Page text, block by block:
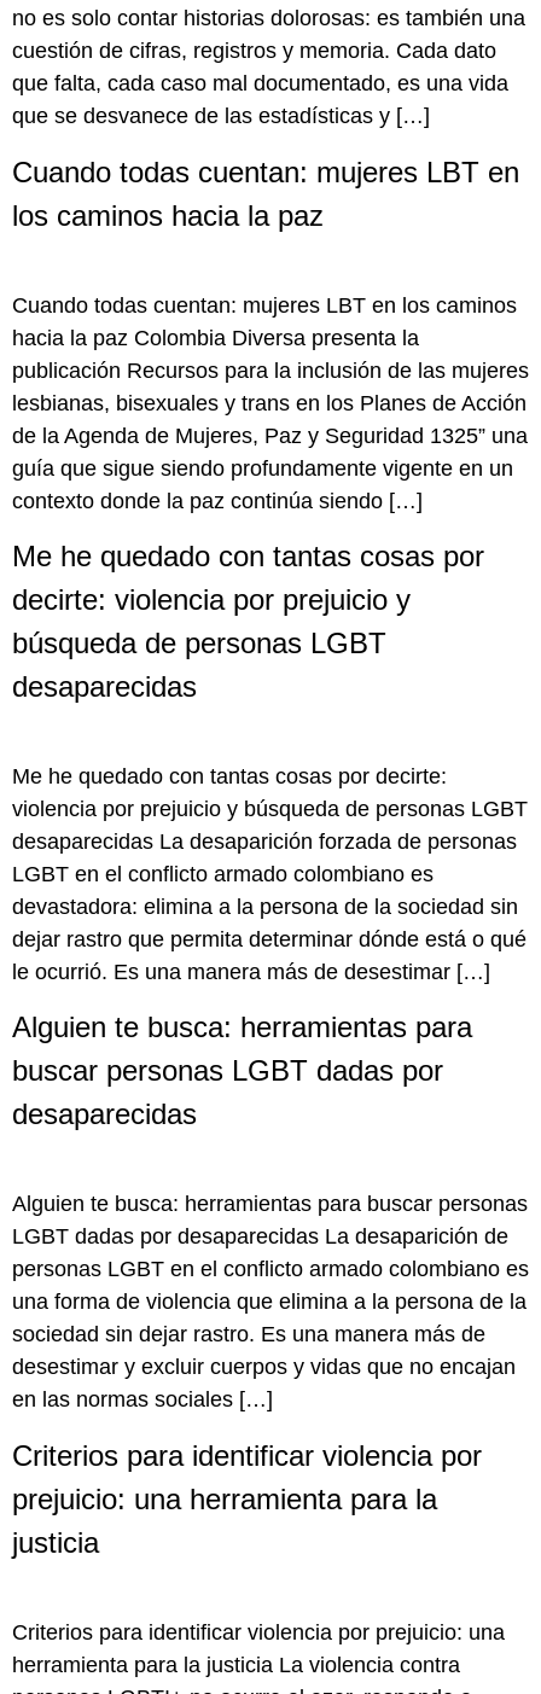
no es solo contar historias dolorosas: es también una
cuestión de cifras, registros y memoria. Cada dato
que falta, cada caso mal documentado, es una vida
que se desvanece de las estadísticas y […]
Cuando todas cuentan: mujeres LBT en
los caminos hacia la paz
Cuando todas cuentan: mujeres LBT en los caminos
hacia la paz Colombia Diversa presenta la
publicación Recursos para la inclusión de las mujeres
lesbianas, bisexuales y trans en los Planes de Acción
de la Agenda de Mujeres, Paz y Seguridad 1325” una
guía que sigue siendo profundamente vigente en un
contexto donde la paz continúa siendo […]
Me he quedado con tantas cosas por
decirte: violencia por prejuicio y
búsqueda de personas LGBT
desaparecidas
Me he quedado con tantas cosas por decirte:
violencia por prejuicio y búsqueda de personas LGBT
desaparecidas La desaparición forzada de personas
LGBT en el conflicto armado colombiano es
devastadora: elimina a la persona de la sociedad sin
dejar rastro que permita determinar dónde está o qué
le ocurrió. Es una manera más de desestimar […]
Alguien te busca: herramientas para
buscar personas LGBT dadas por
desaparecidas
Alguien te busca: herramientas para buscar personas
LGBT dadas por desaparecidas La desaparición de
personas LGBT en el conflicto armado colombiano es
una forma de violencia que elimina a la persona de la
sociedad sin dejar rastro. Es una manera más de
desestimar y excluir cuerpos y vidas que no encajan
en las normas sociales […]
Criterios para identificar violencia por
prejuicio: una herramienta para la
justicia
Criterios para identificar violencia por prejuicio: una
herramienta para la justicia La violencia contra